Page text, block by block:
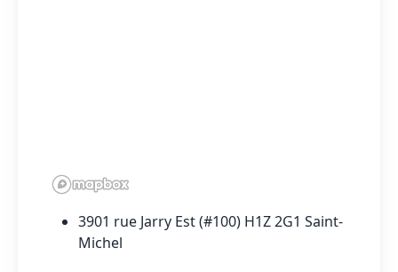
3901 rue Jarry Est (#100) H1Z 2G1 Saint-
Michel